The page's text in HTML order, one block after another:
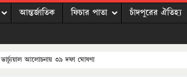
আন্তর্জাতিক ফিচার পাতা চাঁদপুরের ঐতিহ্য
ভার্চ্যুয়াল আলোচনায় ৩৯ দফা ঘোষণা